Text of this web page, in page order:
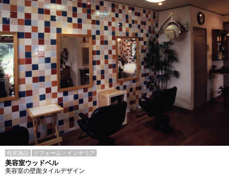
商業施設 リフォーム・インテリア
美容室ウッドベル
美容室の壁面タイルデザイン